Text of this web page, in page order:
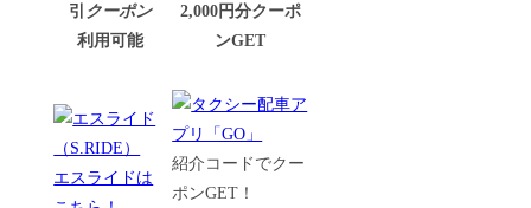
引 クーポン
利用可能
2,000円分クーポ
ンGET
エスライドは
紹介コードでクー
ポンGET！